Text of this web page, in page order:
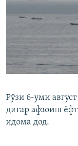
Рӯзи 6-уми
дигар афзоиш
идома дод.